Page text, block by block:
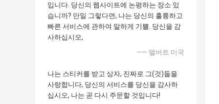
입니다. 당신의 웹사이트에 논평하는 장소 있
습니까? 만일 그렇다면, 나는 당신의 훌륭하고
빠른 서비스에 관하여 말하게 기쁠. 당신을 감
사하십시오,
—— 앨버트 미국
나는 스티커를 받고 상자, 진짜로 그(것)들을
사랑합니다, 당신의 서비스를 당신을 감사하
십시오, 나는 곧 다시 주문할 것입니다!